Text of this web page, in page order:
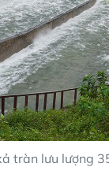
tràn lưu lượng